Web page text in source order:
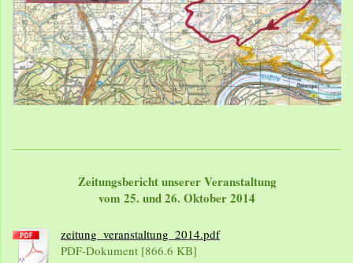
Zeitungsbericht unserer Veranstaltung
vom 25. und 26. Oktober 2014
zeitung_veranstaltung_2014.pdf
PDF-Dokument [866.6 KB]